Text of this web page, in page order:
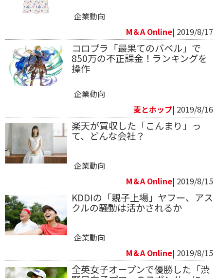
企業動向
M＆A Online| 2019/8/17
コロプラ「最果てのバベル」で
850万の不正課金！ランキングを
操作
企業動向
麦とホップ| 2019/8/16
楽天が買収した「こんまり」っ
て、どんな会社？
企業動向
M＆A Online| 2019/8/15
KDDIの「親子上場」ヤフー、アス
クルの騒動は活かされるか
企業動向
M＆A Online| 2019/8/15
全英女子オープンで優勝した「渋